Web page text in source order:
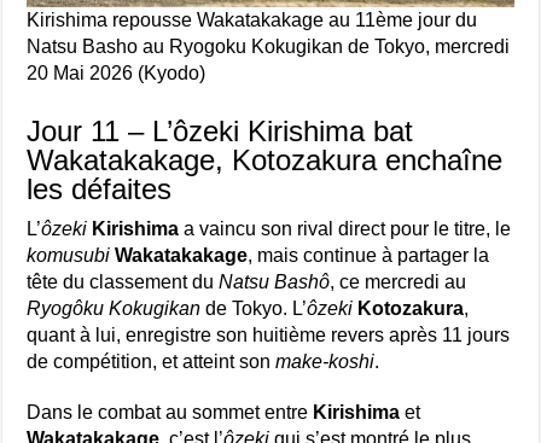
Kirishima repousse Wakatakakage au 11ème jour du
Natsu Basho au Ryogoku Kokugikan de Tokyo, mercredi
20 Mai 2026 (Kyodo)
Jour 11 – L’ôzeki Kirishima bat
Wakatakakage, Kotozakura enchaîne
les défaites
L’ôzeki Kirishima a vaincu son rival direct pour le titre, le
komusubi Wakatakakage, mais continue à partager la
tête du classement duNatsu Bashô, ce mercredi au
Ryogôku Kokugikan de Tokyo. L’ôzeki Kotozakura,
quant à lui, enregistre son huitième revers après 11 jours
de compétition, et atteint sonmake-koshi.
Dans le combat au sommet entre Kirishima et
Wakatakakage, c’est l’ôzekiqui s’est montré le plus